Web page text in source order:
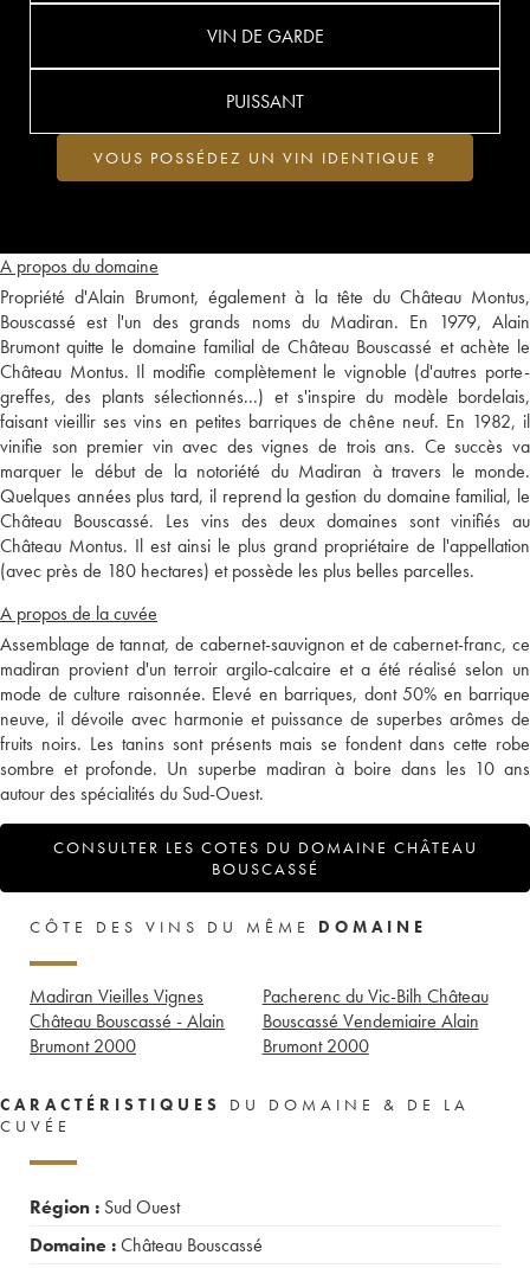
A propos du domaine
Propriété d'Alain Brumont, également à la tête du Château Montus,
Bouscassé est l'un des grands noms du Madiran. En 1979, Alain
Brumont quitte le domaine familial de Château Bouscassé et achète le
Château Montus. Il modifie complètement le vignoble (d'autres porte-
greffes, des plants sélectionnés...) et s'inspire du modèle bordelais,
faisant vieillir ses vins en petites barriques de chêne neuf. En 1982, il
vinifie son premier vin avec des vignes de trois ans. Ce succès va
marquer le début de la notoriété du Madiran à travers le monde.
Quelques années plus tard, il reprend la gestion du domaine familial, le
Château Bouscassé. Les vins des deux domaines sont vinifiés au
Château Montus. Il est ainsi le plus grand propriétaire de l'appellation
(avec près de 180 hectares) et possède les plus belles parcelles.
A propos de la cuvée
Assemblage de tannat, de cabernet-sauvignon et de cabernet-franc, ce
madiran provient d'un terroir argilo-calcaire et a été réalisé selon un
mode de culture raisonnée. Elevé en barriques, dont 50% en barrique
neuve, il dévoile avec harmonie et puissance de superbes arômes de
fruits noirs. Les tanins sont présents mais se fondent dans cette robe
sombre et profonde. Un superbe madiran à boire dans les 10 ans
autour des spécialités du Sud-Ouest.
CONSULTER LES COTES DU DOMAINE CHÂTEAU
BOUSCASSÉ
VIN DE GARDE
PUISSANT
VOUS POSSÉDEZ UN VIN IDENTIQUE ?
CÔTE DES VINS DU MÊME DOMAINE
Madiran Vieilles Vignes
Château Bouscassé - Alain
Brumont 2000
Pacherenc du Vic-Bilh Château
Bouscassé Vendemiaire Alain
Brumont 2000
CARACTÉRISTIQUES
DU DOMAINE & DE LA
CUVÉE
Région : Sud Ouest
Domaine :Château Bouscassé